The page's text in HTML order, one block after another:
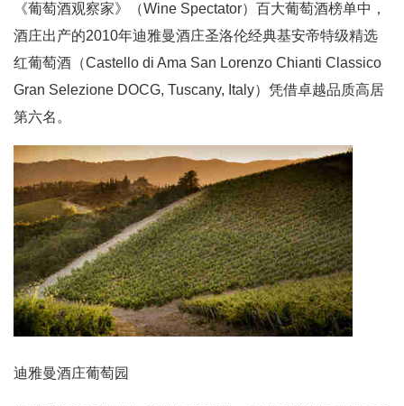
《葡萄酒观察家》（Wine Spectator）百大葡萄酒榜单中，
酒庄出产的2010年迪雅曼酒庄圣洛伦经典基安帝特级精选
红葡萄酒（Castello di Ama San Lorenzo Chianti Classico
Gran Selezione DOCG, Tuscany, Italy）凭借卓越品质高居
第六名。
迪雅曼酒庄葡萄园